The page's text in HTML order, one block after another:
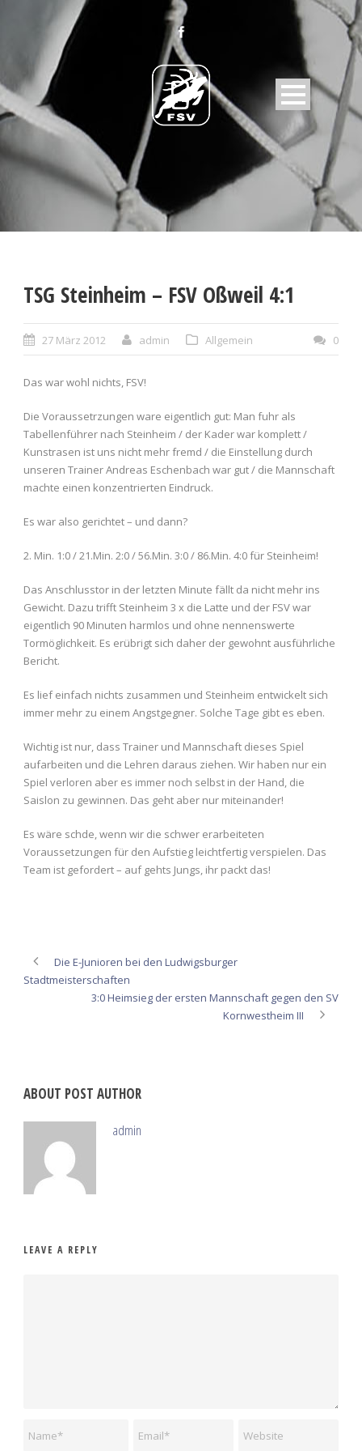
TSG Steinheim – FSV Oßweil 4:1
27 März 2012 admin Allgemein 0
Das war wohl nichts, FSV!
Die Voraussetrzungen ware eigentlich gut: Man fuhr als
Tabellenführer nach Steinheim / der Kader war komplett /
Kunstrasen ist uns nicht mehr fremd / die Einstellung durch
unseren Trainer Andreas Eschenbach war gut / die Mannschaft
machte einen konzentrierten Eindruck.
Es war also gerichtet – und dann?
2. Min. 1:0 / 21.Min. 2:0 / 56.Min. 3:0 / 86.Min. 4:0 für Steinheim!
Das Anschlusstor in der letzten Minute fällt da nicht mehr ins
Gewicht. Dazu trifft Steinheim 3 x die Latte und der FSV war
eigentlich 90 Minuten harmlos und ohne nennenswerte
Tormöglichkeit. Es erübrigt sich daher der gewohnt ausführliche
Bericht.
Es lief einfach nichts zusammen und Steinheim entwickelt sich
immer mehr zu einem Angstgegner. Solche Tage gibt es eben.
Wichtig ist nur, dass Trainer und Mannschaft dieses Spiel
aufarbeiten und die Lehren daraus ziehen. Wir haben nur ein
Spiel verloren aber es immer noch selbst in der Hand, die
Saislon zu gewinnen. Das geht aber nur miteinander!
Es wäre schde, wenn wir die schwer erarbeiteten
Voraussetzungen für den Aufstieg leichtfertig verspielen. Das
Team ist gefordert – auf gehts Jungs, ihr packt das!
Die E-Junioren bei den Ludwigsburger
Stadtmeisterschaften
3:0 Heimsieg der ersten Mannschaft gegen den SV
Kornwestheim III
ABOUT POST AUTHOR
admin
LEAVE A REPLY